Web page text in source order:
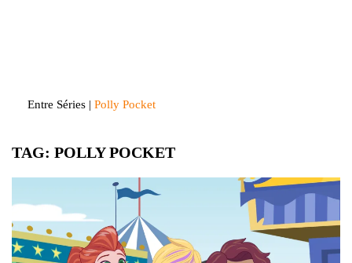
Entre Séries | Polly Pocket
TAG: POLLY POCKET